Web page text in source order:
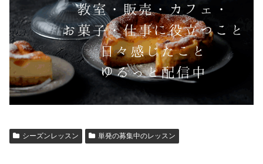
シーズンレッスン 単発の募集中のレッスン